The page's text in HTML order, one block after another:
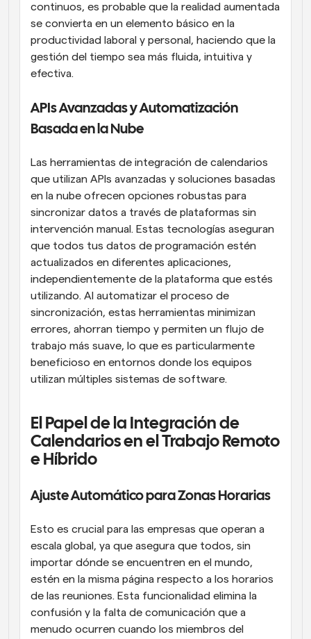
continuos, es probable que la realidad aumentada
se convierta en un elemento básico en la
productividad laboral y personal, haciendo que la
gestión del tiempo sea más fluida, intuitiva y
efectiva.
APIs Avanzadas y Automatización
Basada en la Nube
Las herramientas de integración de calendarios
que utilizan APIs avanzadas y soluciones basadas
en la nube ofrecen opciones robustas para
sincronizar datos a través de plataformas sin
intervención manual. Estas tecnologías aseguran
que todos tus datos de programación estén
actualizados en diferentes aplicaciones,
independientemente de la plataforma que estés
utilizando. Al automatizar el proceso de
sincronización, estas herramientas minimizan
errores, ahorran tiempo y permiten un flujo de
trabajo más suave, lo que es particularmente
beneficioso en entornos donde los equipos
utilizan múltiples sistemas de software.
El Papel de la Integración de
Calendarios en el Trabajo Remoto
e Híbrido
Ajuste Automático para Zonas Horarias
Esto es crucial para las empresas que operan a
escala global, ya que asegura que todos, sin
importar dónde se encuentren en el mundo,
estén en la misma página respecto a los horarios
de las reuniones. Esta funcionalidad elimina la
confusión y la falta de comunicación que a
menudo ocurren cuando los miembros del